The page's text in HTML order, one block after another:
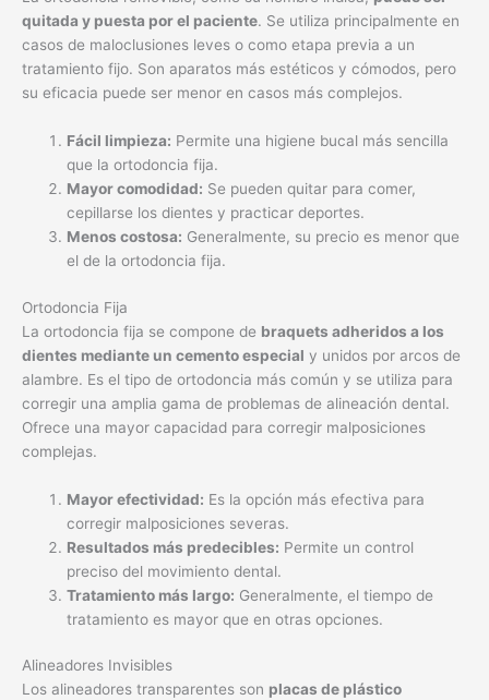
quitada y puesta por el paciente. Se utiliza principalmente en
casos de maloclusiones leves o como etapa previa a un
tratamiento fijo. Son aparatos más estéticos y cómodos, pero
su eficacia puede ser menor en casos más complejos.
Fácil limpieza: Permite una higiene bucal más sencilla
que la ortodoncia fija.
Mayor comodidad: Se pueden quitar para comer,
cepillarse los dientes y practicar deportes.
Menos costosa: Generalmente, su precio es menor que
el de la ortodoncia fija.
Ortodoncia Fija
La ortodoncia fija se compone de braquets adheridos a los
dientes mediante un cemento especial y unidos por arcos de
alambre. Es el tipo de ortodoncia más común y se utiliza para
corregir una amplia gama de problemas de alineación dental.
Ofrece una mayor capacidad para corregir malposiciones
complejas.
Mayor efectividad: Es la opción más efectiva para
corregir malposiciones severas.
Resultados más predecibles: Permite un control
preciso del movimiento dental.
Tratamiento más largo: Generalmente, el tiempo de
tratamiento es mayor que en otras opciones.
Alineadores Invisibles
Los alineadores transparentes son placas de plástico